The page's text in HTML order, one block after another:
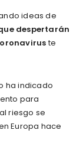
ideas de
despertarán
te
ha indicado
para
riesgo se
Europa hace